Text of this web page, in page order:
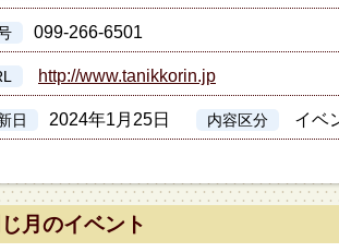
099-266-6501
http://www.tanikkorin.jp
日 2024年1月25日 内容区分 イベ
じ月のイベント